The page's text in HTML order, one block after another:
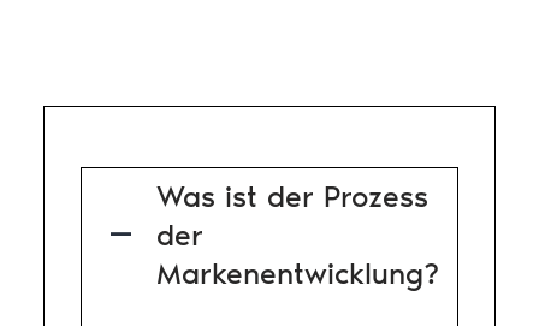
A
Was ist der Prozess
der
Markenentwicklung?